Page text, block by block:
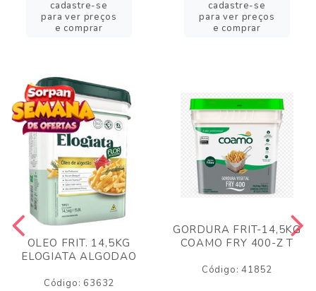
cadastre-se
para ver preços
e comprar
cadastre-se
para ver preços
e comprar
OLEO FRIT. 14,5KG
ELOGIATA ALGODAO
Código: 63632
GORDURA FRIT-14,5KG
COAMO FRY 400-Z T
Código: 41852